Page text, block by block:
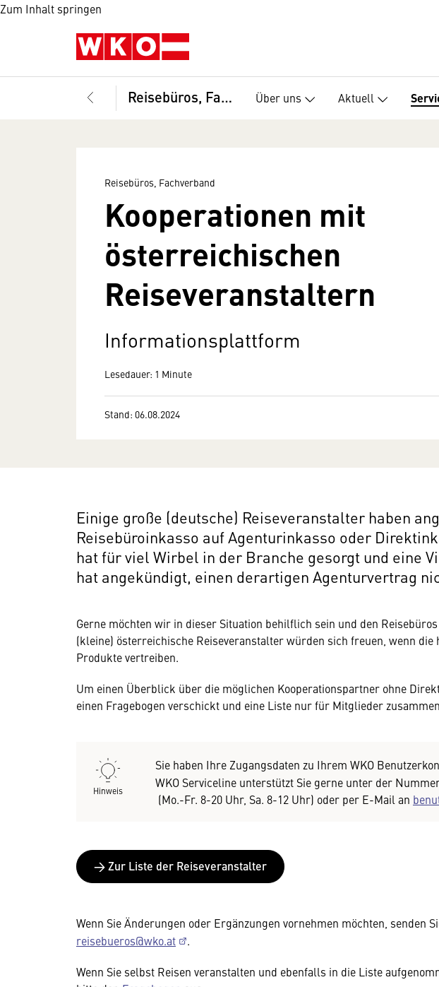
Zum Inhalt springen
Reisebüros, Fachverband Über uns Aktuell
Reisebüros, Fachverband
Kooperationen mit
österreichischen
Reiseveranstaltern
Informationsplattform
Lesedauer: 1 Minute
Stand: 06.08.2024
Einige große (deutsche) Reiseveranstalter haben
Reisebüroinkasso auf Agenturinkasso oder
hat für viel Wirbel in der Branche gesorgt und eine
hat angekündigt, einen derartigen Agenturvertrag
Gerne möchten wir in dieser Situation behilflich sein und den
(kleine) österreichische Reiseveranstalter würden sich freuen, wenn
Produkte vertreiben.
Um einen Überblick über die möglichen Kooperationspartner ohne
einen Fragebogen verschickt und eine Liste nur für Mitglieder
Hinweis
Sie haben Ihre Zugangsdaten zu Ihrem WKO
WKO Serviceline unterstützt Sie gerne unter der
(Mo.-Fr. 8-20 Uhr, Sa. 8-12 Uhr) oder per E-Mail an
→ Zur Liste der Reiseveranstalter
Wenn Sie Änderungen oder Ergänzungen vornehmen möchten, senden
reisebueros@wko.at
.
Wenn Sie selbst Reisen veranstalten und ebenfalls in die Liste